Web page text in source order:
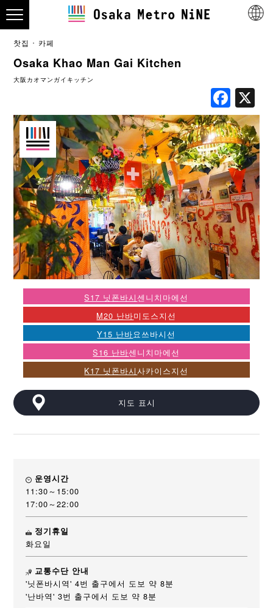
찻집 ･ 카페
Osaka Khao Man Gai Kitchen
大阪カオマンガイキッチン
S17 닛폰바시센니치마에선
M20 난바미도스지선
Y15 난바요쓰바시선
S16 난바센니치마에선
K17 닛폰바시사카이스지선
지도 표시
운영시간
11:30～15:00
17:00～22:00
정기휴일
화요일
교통수단 안내
'닛폰바시역' 4번 출구에서 도보 약 8분
'난바역' 3번 출구에서 도보 약 8분